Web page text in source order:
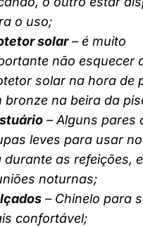
o uso;
solar– é muito
não esquecer
solar na hora de
bronze na beira da
– Alguns pares
leves para usar
durante as refeições,
noturnas;
– Chinelo para
confortável;